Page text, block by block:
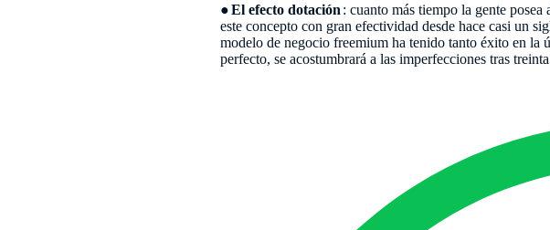
●El efecto dotación : cuanto más tiempo la gente
este concepto con gran efectividad desde hace casi un
modelo de negocio freemium ha tenido tanto éxito en la
perfecto, se acostumbrará a las imperfecciones tras